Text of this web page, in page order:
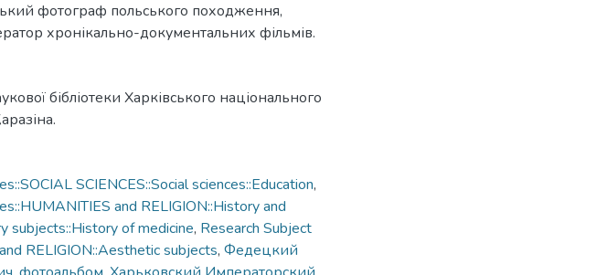
фотограф польського походження,
хронікально-документальних фільмів.
бібліотеки Харківського національного
SCIENCES::Social sciences::Education,
and RELIGION::History and
subjects::History of medicine, Research Subject
RELIGION::Aesthetic subjects, Федецкий